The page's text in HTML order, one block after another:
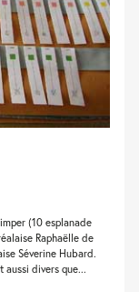
(10 esplanade
Raphaëlle de
Séverine Hubard.
aussi divers que...